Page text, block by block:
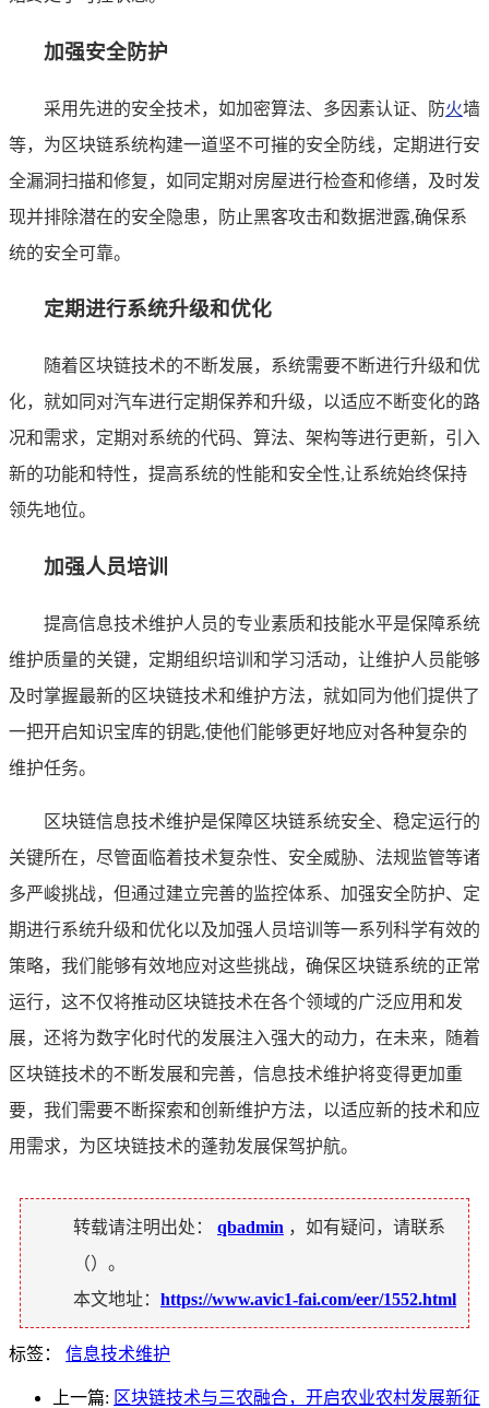
加强安全防护
采用先进的安全技术，如加密算法、多因素认证、防火墙
等，为区块链系统构建一道坚不可摧的安全防线，定期进行安
全漏洞扫描和修复，如同定期对房屋进行检查和修缮，及时发
现并排除潜在的安全隐患，防止黑客攻击和数据泄露,确保系
统的安全可靠。
定期进行系统升级和优化
随着区块链技术的不断发展，系统需要不断进行升级和优
化，就如同对汽车进行定期保养和升级，以适应不断变化的路
况和需求，定期对系统的代码、算法、架构等进行更新，引入
新的功能和特性，提高系统的性能和安全性,让系统始终保持
领先地位。
加强人员培训
提高信息技术维护人员的专业素质和技能水平是保障系统
维护质量的关键，定期组织培训和学习活动，让维护人员能够
及时掌握最新的区块链技术和维护方法，就如同为他们提供了
一把开启知识宝库的钥匙,使他们能够更好地应对各种复杂的
维护任务。
区块链信息技术维护是保障区块链系统安全、稳定运行的
关键所在，尽管面临着技术复杂性、安全威胁、法规监管等诸
多严峻挑战，但通过建立完善的监控体系、加强安全防护、定
期进行系统升级和优化以及加强人员培训等一系列科学有效的
策略，我们能够有效地应对这些挑战，确保区块链系统的正常
运行，这不仅将推动区块链技术在各个领域的广泛应用和发
展，还将为数字化时代的发展注入强大的动力，在未来，随着
区块链技术的不断发展和完善，信息技术维护将变得更加重
要，我们需要不断探索和创新维护方法，以适应新的技术和应
用需求，为区块链技术的蓬勃发展保驾护航。
转载请注明出处： qbadmin ，如有疑问，请联系
（）。
本文地址： https://www.avic1-fai.com/eer/1552.html
标签： 信息技术维护
上一篇: 区块链技术与三农融合，开启农业农村发展新征